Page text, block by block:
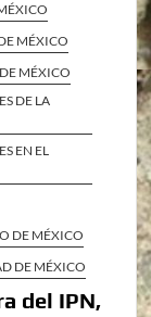
MÉXICO
MÉXICO
DE LA
EN EL
DE MÉXICO
DE MÉXICO
del IPN,